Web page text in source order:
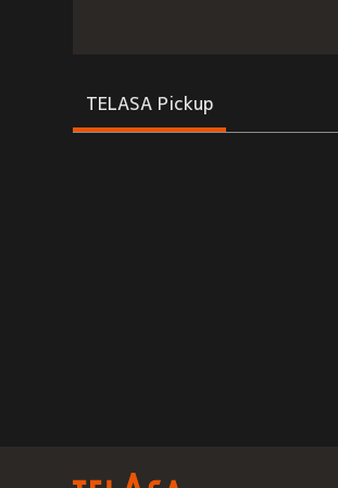
TELASA Pickup